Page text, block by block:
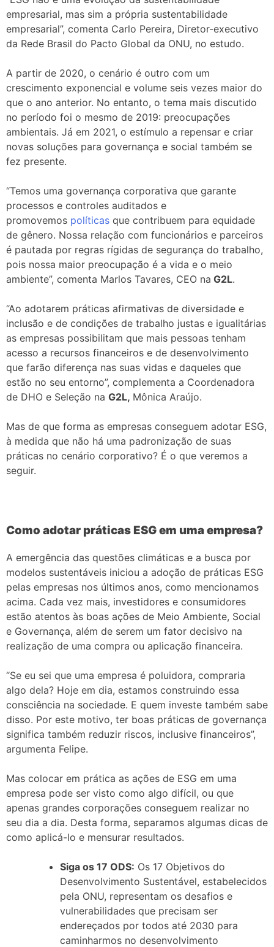
empresarial, mas sim a própria sustentabilidade
empresarial”, comenta Carlo Pereira, Diretor-executivo
da Rede Brasil do Pacto Global da ONU, no estudo.
A partir de 2020, o cenário é outro com um
crescimento exponencial e volume seis vezes maior do
que o ano anterior. No entanto, o tema mais discutido
no período foi o mesmo de 2019: preocupações
ambientais. Já em 2021, o estímulo a repensar e criar
novas soluções para governança e social também se
fez presente.
“Temos uma governança corporativa que garante
processos e controles auditados e
promovemos políticas que contribuem para equidade
de gênero. Nossa relação com funcionários e parceiros
é pautada por regras rígidas de segurança do trabalho,
pois nossa maior preocupação é a vida e o meio
ambiente”, comenta Marlos Tavares, CEO na G2L.
“Ao adotarem práticas afirmativas de diversidade e
inclusão e de condições de trabalho justas e igualitárias
as empresas possibilitam que mais pessoas tenham
acesso a recursos financeiros e de desenvolvimento
que farão diferença nas suas vidas e daqueles que
estão no seu entorno”, complementa a Coordenadora
de DHO e Seleção na G2L, Mônica Araújo.
Mas de que forma as empresas conseguem adotar ESG,
à medida que não há uma padronização de suas
práticas no cenário corporativo? É o que veremos a
seguir.
Como adotar práticas ESG em uma empresa?
A emergência das questões climáticas e a busca por
modelos sustentáveis iniciou a adoção de práticas ESG
pelas empresas nos últimos anos, como mencionamos
acima. Cada vez mais, investidores e consumidores
estão atentos às boas ações de Meio Ambiente, Social
e Governança, além de serem um fator decisivo na
realização de uma compra ou aplicação financeira.
“Se eu sei que uma empresa é poluidora, compraria
algo dela? Hoje em dia, estamos construindo essa
consciência na sociedade. E quem investe também sabe
disso. Por este motivo, ter boas práticas de governança
significa também reduzir riscos, inclusive financeiros”,
argumenta Felipe.
Mas colocar em prática as ações de ESG em uma
empresa pode ser visto como algo difícil, ou que
apenas grandes corporações conseguem realizar no
seu dia a dia. Desta forma, separamos algumas dicas de
como aplicá-lo e mensurar resultados.
Siga os 17 ODS: Os 17 Objetivos do
Desenvolvimento Sustentável, estabelecidos
pela ONU, representam os desafios e
vulnerabilidades que precisam ser
endereçados por todos até 2030 para
caminharmos no desenvolvimento